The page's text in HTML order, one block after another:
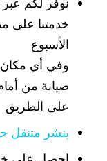
الأسبوع
وفي أي مكان
صيانة من
على الطريق
بنشر متنقل